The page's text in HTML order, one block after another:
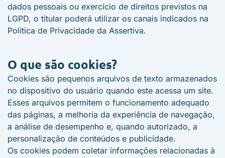
dados pessoais ou exercício de direitos previstos na
LGPD, o titular poderá utilizar os canais indicados na
Política de Privacidade da Assertiva.
O que são cookies?
Cookies são pequenos arquivos de texto armazenados
no dispositivo do usuário quando este acessa um site.
Esses arquivos permitem o funcionamento adequado
das páginas, a melhoria da experiência de navegação,
a análise de desempenho e, quando autorizado, a
personalização de conteúdos e publicidade.
Os cookies podem coletar informações relacionadas à